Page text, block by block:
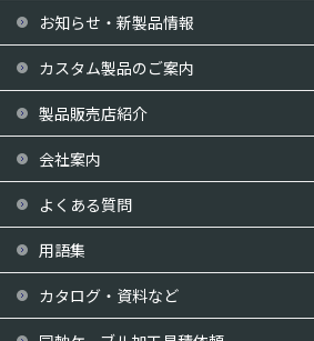
お知らせ・新製品情報
カスタム製品のご案内
製品販売店紹介
会社案内
よくある質問
用語集
カタログ・資料など